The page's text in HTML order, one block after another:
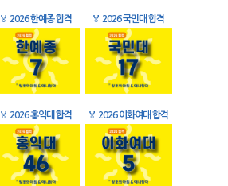
🏅 2026 한예종 합격 🏅 2026 국민대 합격
🏅 2026 홍익대 합격 🏅 2026 이화여대 합격